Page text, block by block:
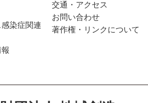
染症関連
交通・アクセス
お問い合わせ
著作権・リンクについて